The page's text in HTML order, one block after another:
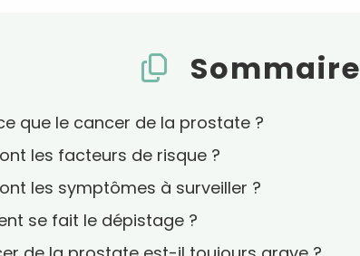
Sommaire
ce que le cancer de la prostate ?
les facteurs de risque ?
les symptômes à surveiller ?
se fait le dépistage ?